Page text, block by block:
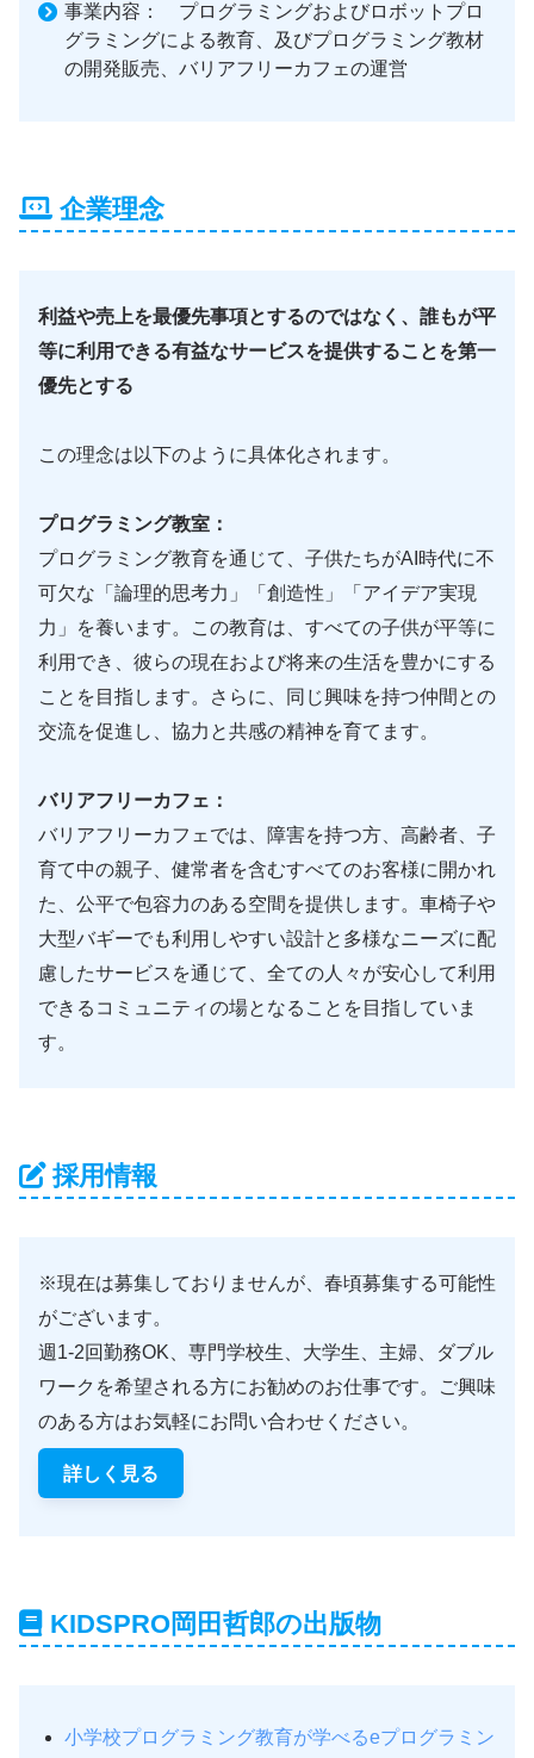
事業内容： プログラミングおよびロボットプロ
グラミングによる教育、及びプログラミング教材
の開発販売、バリアフリーカフェの運営
企業理念
利益や売上を最優先事項とするのではなく、誰もが平
等に利用できる有益なサービスを提供することを第一
優先とする
この理念は以下のように具体化されます。
プログラミング教室：
プログラミング教育を通じて、子供たちがAI時代に不
可欠な「論理的思考力」「創造性」「アイデア実現
力」を養います。この教育は、すべての子供が平等に
利用でき、彼らの現在および将来の生活を豊かにする
ことを目指します。さらに、同じ興味を持つ仲間との
交流を促進し、協力と共感の精神を育てます。
バリアフリーカフェ：
バリアフリーカフェでは、障害を持つ方、高齢者、子
育て中の親子、健常者を含むすべてのお客様に開かれ
た、公平で包容力のある空間を提供します。車椅子や
大型バギーでも利用しやすい設計と多様なニーズに配
慮したサービスを通じて、全ての人々が安心して利用
できるコミュニティの場となることを目指していま
す。
採用情報
※現在は募集しておりませんが、春頃募集する可能性
がございます。
週1-2回勤務OK、専門学校生、大学生、主婦、ダブル
ワークを希望される方にお勧めのお仕事です。ご興味
のある方はお気軽にお問い合わせください。
詳しく見る
KIDSPRO岡田哲郎の出版物
小学校プログラミング教育が学べるeプログラミン